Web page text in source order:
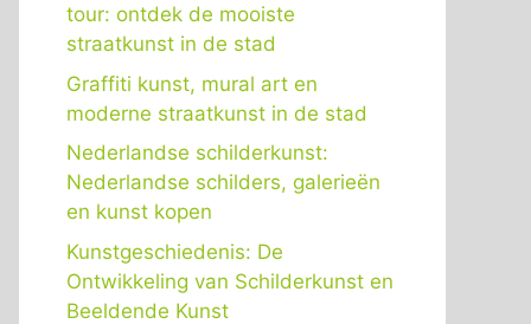
tour: ontdek de mooiste
straatkunst in de stad
Graffiti kunst, mural art en
moderne straatkunst in de stad
Nederlandse schilderkunst:
Nederlandse schilders, galerieën
en kunst kopen
Kunstgeschiedenis: De
Ontwikkeling van Schilderkunst en
Beeldende Kunst